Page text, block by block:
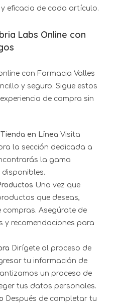
eficacia de cada artículo.
Labs Online con
con Farmacia Valles
y seguro. Sigue estos
de compra sin
en Línea Visita
la sección dedicada a
la gama
Una vez que
que deseas,
Asegúrate de
y recomendaciones para
Dirígete al proceso de
tu información de
un proceso de
tus datos personales.
Después de completar tu